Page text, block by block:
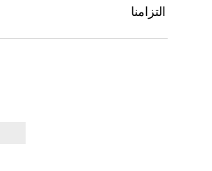
التزامنا